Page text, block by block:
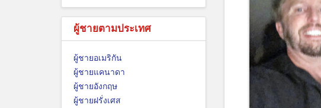
ผู้ชายตามประเทศ
ผู้ชายอเมริกัน
ผู้ชายแคนาดา
ผู้ชายอังกฤษ
ผู้ชายฝรั่งเศส